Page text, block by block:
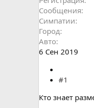
Сообщения
Симпатии
Город
Авто
6 Сен 2019
#1
Кто знает